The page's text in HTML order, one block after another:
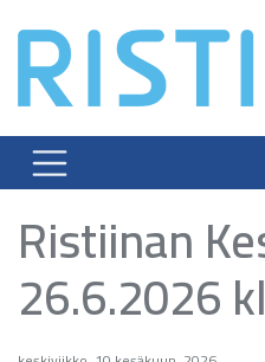
content
Ristiinan
26.6.2026